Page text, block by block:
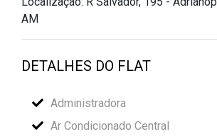
AM
DETALHES DO FLAT
Administradora
Ar Condicionado Central